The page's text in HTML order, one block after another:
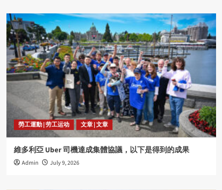
勞工運動 | 劳工运动 文章 | 文章
維多利亞 Uber 司機達成集體協議，以下是得到的成果
Admin July 9, 2026